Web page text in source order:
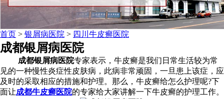
首页 > 银屑病医院 > 四川牛皮癣医院
成都银屑病医院
成都银屑病医院专家表示，牛皮癣是我们日常生活较为常
见的一种慢性炎症性皮肤病，此病非常顽固，一旦患上该症，应
及时的采取相应的措施和护理。那么，牛皮癣给怎么护理呢?下
面让成都牛皮癣医院的专家给大家讲解一下牛皮癣的护理工作。